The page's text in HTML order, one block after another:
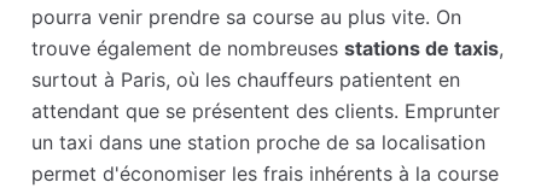
pourra venir prendre sa course au plus vite. On
trouve également de nombreusesstations de taxis,
surtout à Paris, où les chauffeurs patientent en
attendant que se présentent des clients. Emprunter
un taxi dans une station proche de sa localisation
permet d'économiser les frais inhérents à la course